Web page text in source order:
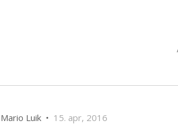
Mario Luik • 15. apr, 2016